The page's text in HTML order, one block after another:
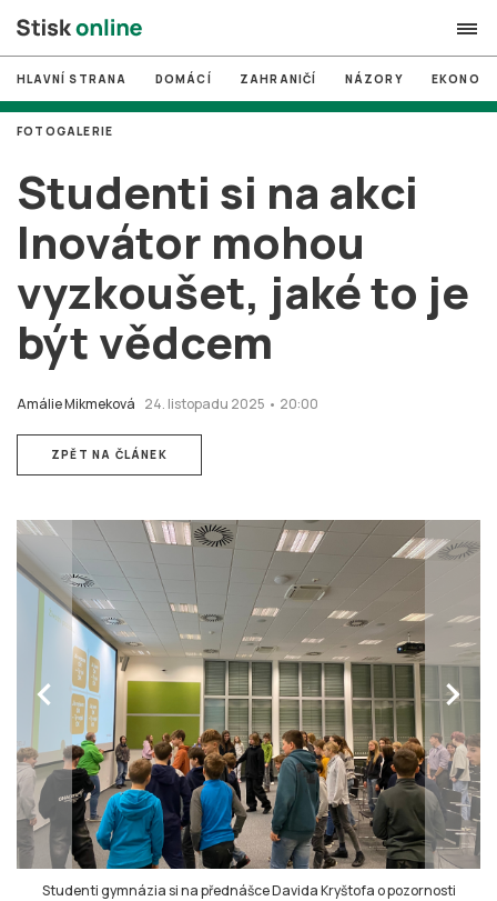
search
# MUNI
# Brno
volby
login PŘIHLÁSIT SE
Zapomněli jste heslo?
Založit nový účet
HLAVNÍ STRANA DOMÁCÍ ZAHRANIČÍ NÁZORY
Studenti si na akci
Inovátor mohou
vyzkoušet, jaké to je
být vědcem
Amálie Mikmeková 24. listopadu 2025 • 20:00
FOTOGALERIE
ZPĚT NA ČLÁNEK
chevron_left chevron_right
Studenti gymnázia si na přednášce Davida Kryštofa o pozornosti